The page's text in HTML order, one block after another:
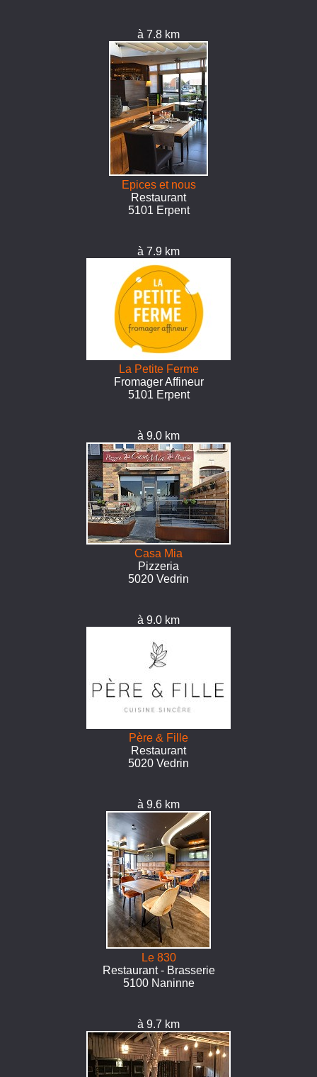
à 7.8 km
Epices et nous
Restaurant
5101 Erpent
à 7.9 km
La Petite Ferme
Fromager Affineur
5101 Erpent
à 9.0 km
Casa Mia
Pizzeria
5020 Vedrin
à 9.0 km
Père & Fille
Restaurant
5020 Vedrin
à 9.6 km
Le 830
Restaurant - Brasserie
5100 Naninne
à 9.7 km